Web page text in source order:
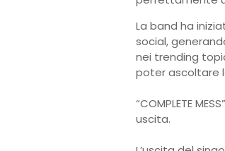
La band ha
social,
nei trending
poter ascoltare
“COMPLETE
uscita.